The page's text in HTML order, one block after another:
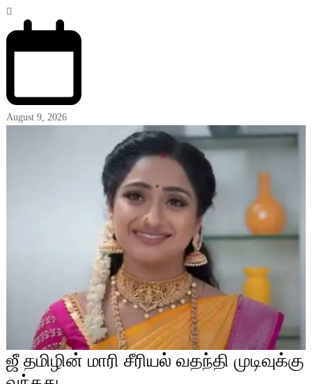
August 9, 2026
ஜீ தமிழின் மாரி சீரியல் வதந்தி முடிவுக்கு